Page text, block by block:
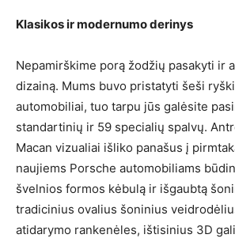
Klasikos ir modernumo derinys
Nepamirškime porą žodžių pasakyti ir
dizainą. Mums buvo pristatyti šeši
automobiliai, tuo tarpu jūs galėsite
standartinių ir 59 specialių spalvų.
Macan vizualiai išliko panašus į
naujiems Porsche automobiliams
švelnios formos kėbulą ir išgaubtą
tradicinius ovalius šoninius
atidarymo rankenėles, ištisinius 3D